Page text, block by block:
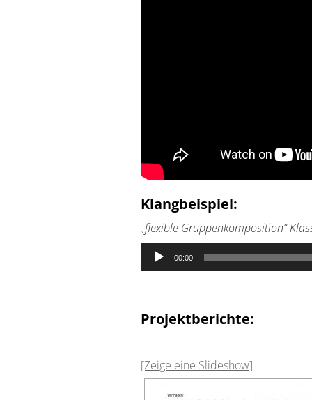
Klangbeispiel:
„flexible Gruppenkomposition“
Audio-
Player
00:00
Projektberichte:
[Zeige eine Slideshow]